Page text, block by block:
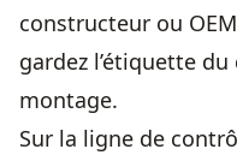
constructeur ou
gardez l’étiquette
montage.
Sur la ligne de